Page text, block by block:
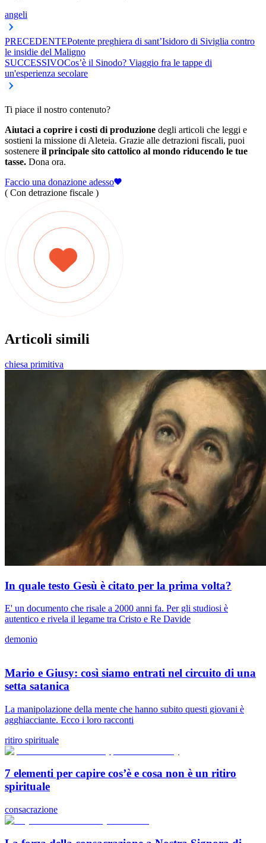
angeli
PRECEDENTEPotente preghiera di sant’Isidoro di Siviglia contro
le insidie del Maligno
SUCCESSIVOCos’è il Sinodo? Viaggio fra le tappe di
un'esperienza secolare
Ti piace il nostro contenuto?
Aiutaci a coprire i costi di produzione degli articoli che leggi e
sostieni la missione di Aleteia. Grazie alle detrazioni fiscali, puoi
sostenere il principale sito cattolico al mondo riducendo le tue
tasse. Dona ora.
Faccio una donazione adesso
( Con detrazione fiscale )
Articoli simili
chiesa primitiva
In quale testo Gesù è citato per la prima volta?
E' un documento che risale a 2000 anni fa. Per gli studiosi è
autentico e rivela il legame tra Cristo e Re Davide
demonio
Mario e Giusy: così siamo entrati nel circuito di una
setta satanica
La manipolazione della mente che hanno subito questi giovani è
agghiacciante. Ecco i loro racconti
ritiro spirituale
7 elementi per capire cos’è e cosa non è un ritiro
spirituale
consacrazione